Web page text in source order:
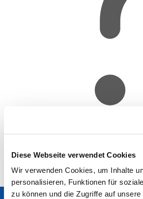
Diese Webseite verwendet Cookies
Wir verwenden Cookies, um Inhalte
personalisieren, Funktionen für
zu können und die Zugriffe auf